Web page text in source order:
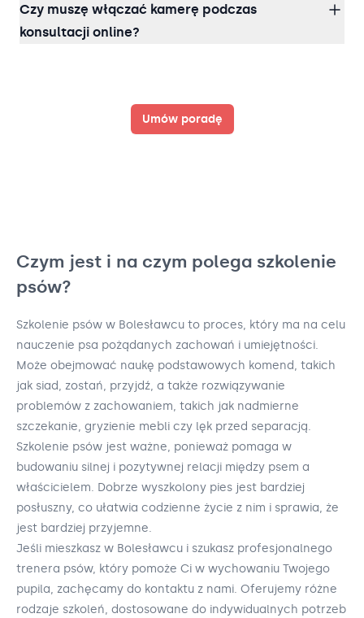
Czy muszę włączać kamerę podczas
konsultacji online?
Umów poradę
Czym jest i na czym polega szkolenie
psów?
Szkolenie psów w Bolesławcu to proces, który ma na celu
nauczenie psa pożądanych zachowań i umiejętności.
Może obejmować naukę podstawowych komend, takich
jak siad, zostań, przyjdź, a także rozwiązywanie
problemów z zachowaniem, takich jak nadmierne
szczekanie, gryzienie mebli czy lęk przed separacją.
Szkolenie psów jest ważne, ponieważ pomaga w
budowaniu silnej i pozytywnej relacji między psem a
właścicielem. Dobrze wyszkolony pies jest bardziej
posłuszny, co ułatwia codzienne życie z nim i sprawia, że
jest bardziej przyjemne.
Jeśli mieszkasz w Bolesławcu i szukasz profesjonalnego
trenera psów, który pomoże Ci w wychowaniu Twojego
pupila, zachęcamy do kontaktu z nami. Oferujemy różne
rodzaje szkoleń, dostosowane do indywidualnych potrzeb